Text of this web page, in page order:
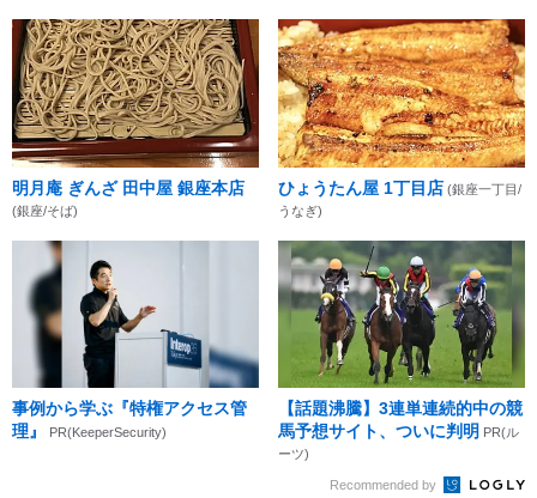
明月庵 ぎんざ 田中屋 銀座本店
(銀座/そば)
ひょうたん屋 1丁目店 (銀座一丁目/
うなぎ)
事例から学ぶ『特権アクセス管
理』
PR(KeeperSecurity)
【話題沸騰】3連単連続的中の競
馬予想サイト、ついに判明 PR(ル
ーツ)
Recommended by